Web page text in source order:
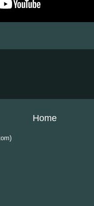
Home